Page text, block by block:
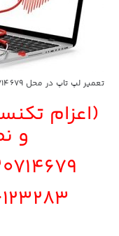
تعمیر لپ تاپ در محل 09120714679 کارشناس تکنسین
(اعزام
و